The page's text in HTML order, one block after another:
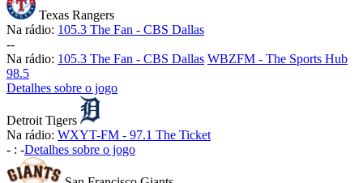
Texas Rangers
Na rádio: 105.3 The Fan - CBS Dallas
--
Na rádio: 105.3 The Fan - CBS Dallas WBZFM - The Sports Hub
98.5
Detalhes sobre o jogo
Detroit Tigers
Na rádio: WXYT-FM - 97.1 The Ticket
- : -Detalhes sobre o jogo